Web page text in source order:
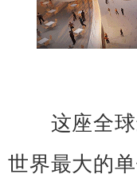
这座全球
世界最大的